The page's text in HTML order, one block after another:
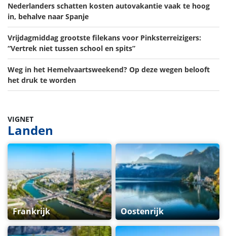
Nederlanders schatten kosten autovakantie vaak te hoog
in, behalve naar Spanje
Vrijdagmiddag grootste filekans voor Pinksterreizigers:
“Vertrek niet tussen school en spits”
Weg in het Hemelvaartsweekend? Op deze wegen belooft
het druk te worden
VIGNET
Landen
Frankrijk Oostenrijk